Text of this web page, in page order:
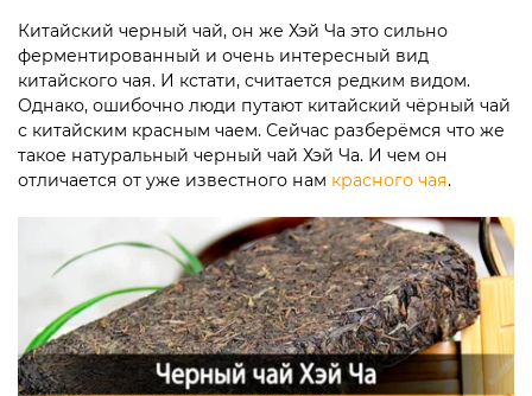
Китайский черный чай, он же Хэй Ча это сильно
ферментированный и очень интересный вид
китайского чая. И кстати, считается редким видом.
Однако, ошибочно люди путают китайский чёрный чай
с китайским красным чаем. Сейчас разберёмся что же
такое натуральный черный чай Хэй Ча. И чем он
отличается от уже известного нам красного чая.